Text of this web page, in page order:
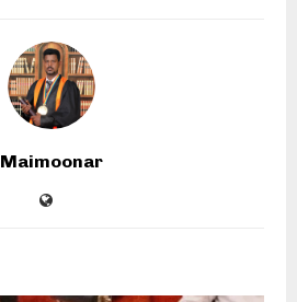
Maimoonar